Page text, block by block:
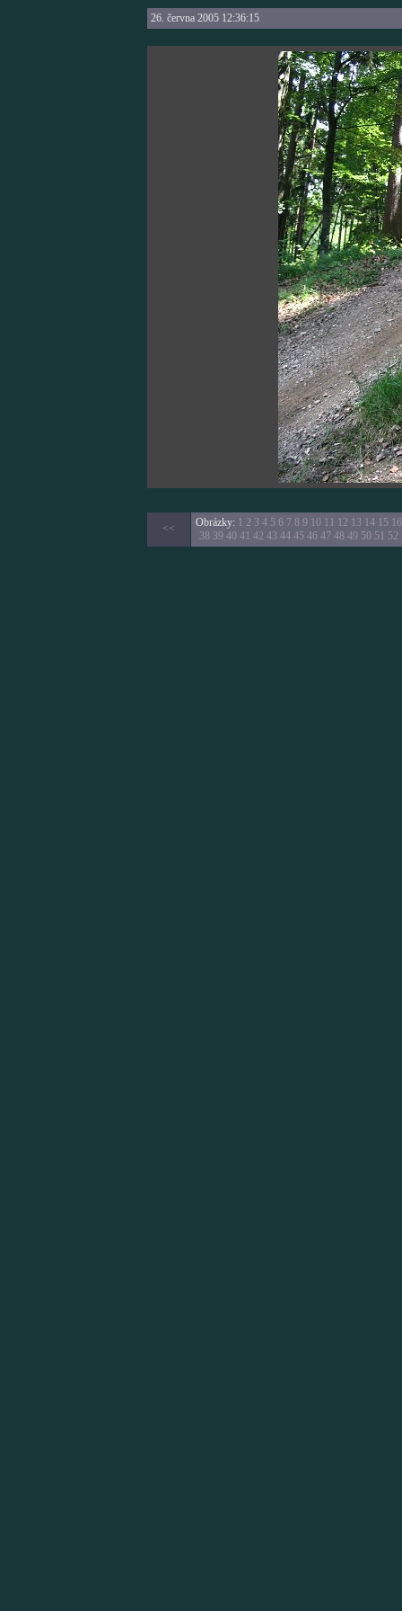
26. června 2005 12:36:15
<< Obrázky: 1 2 3 4 5 6 7 8 9 10 11 12 13 14 15 16
38 39 40 41 42 43 44 45 46 47 48 49 50 51 52